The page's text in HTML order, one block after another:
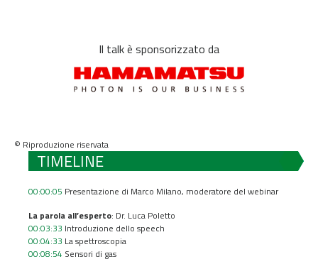
Il talk è sponsorizzato da
© Riproduzione riservata
TIMELINE
00:00:05 Presentazione di Marco Milano, moderatore del webinar
La parola all’esperto: Dr. Luca Poletto
00:03:33 Introduzione dello speech
00:04:33 La spettroscopia
00:08:54 Sensori di gas